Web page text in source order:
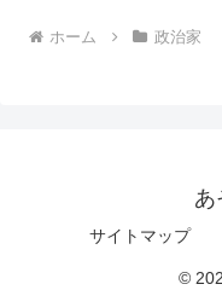
ホーム 政治家
あ
サイトマップ
©